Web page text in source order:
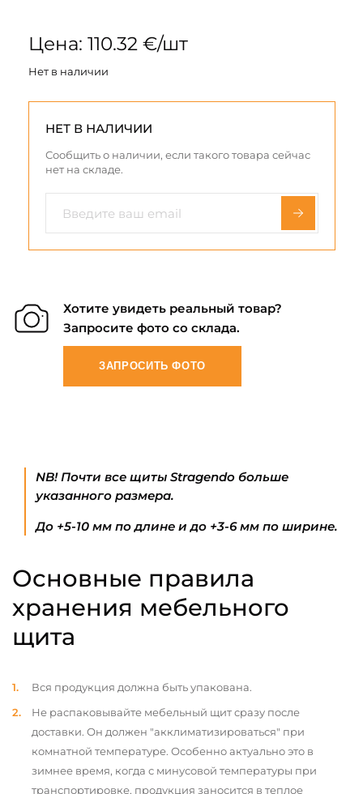
Цена: 110.32 €/шт
Нет в наличии
НЕТ В НАЛИЧИИ
Сообщить о наличии, если такого товара сейчас
нет на складе.
Хотите увидеть реальный товар?
Запросите фото со склада.
ЗАПРОСИТЬ ФОТО
NB! Почти все щиты Stragendo больше
указанного размера.
До +5-10 мм по длине и до +3-6 мм по ширине.
Основные правила
хранения мебельного
щита
Вся продукция должна быть упакована.
Не распаковывайте мебельный щит сразу после
доставки. Он должен "акклиматизироваться" при
комнатной температуре. Особенно актуально это в
зимнее время, когда с минусовой температуры при
транспортировке, продукция заносится в теплое